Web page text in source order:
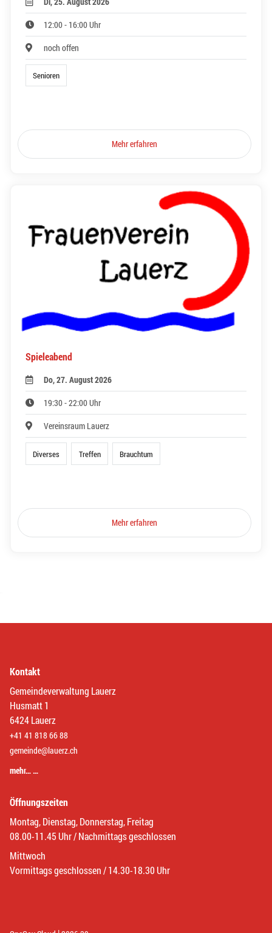
12:00 - 16:00 Uhr
noch offen
Senioren
Mehr erfahren
Spieleabend
Do, 27. August 2026
19:30 - 22:00 Uhr
Vereinsraum Lauerz
Diverses Treffen Brauchtum
Mehr erfahren
Kontakt
Gemeindeverwaltung Lauerz
Husmatt 1
6424 Lauerz
+41 41 818 66 88
gemeinde@lauerz.ch
mehr… …
Öffnungszeiten
Montag, Dienstag, Donnerstag, Freitag
08.00-11.45 Uhr / Nachmittags geschlossen
Mittwoch
Vormittags geschlossen / 14.30-18.30 Uhr